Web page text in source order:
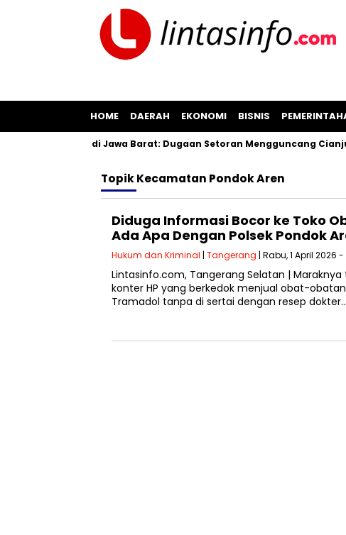
HOME DAERAH EKONOMI BISNIS
Pil Koplo di Jawa Barat: Dugaan Setoran Mengguncang Cianjur
TopikKecamatan Pondok Aren
‎Diduga Informasi Bocor ke Toko
Ada Apa Dengan Polsek Pondok
Hukum dan Kriminal | Tangerang | Rabu, 1 April 2026 -
Lintasinfo.com, Tangerang Selatan |
konter HP yang berkedok menjual obat-
Tramadol tanpa di sertai dengan resep dokter…